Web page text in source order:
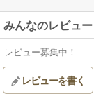
みんなのレビュー
レビュー募集中！
レビューを書く